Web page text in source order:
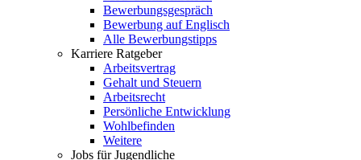
Bewerbungsgespräch
Bewerbung auf Englisch
Alle Bewerbungstipps
Karriere Ratgeber
Arbeitsvertrag
Gehalt und Steuern
Arbeitsrecht
Persönliche Entwicklung
Wohlbefinden
Weitere
Jobs für Jugendliche